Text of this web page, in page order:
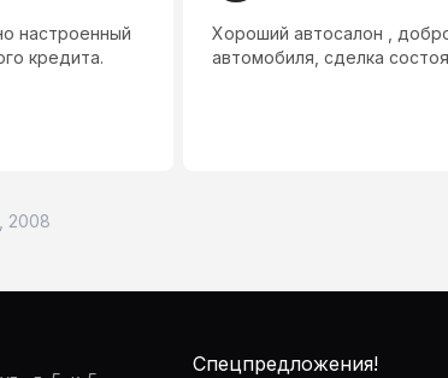
настроенный
кредита.
Хороший автосалон ,
автомобиля, сделка
2008
Спецпредложения!